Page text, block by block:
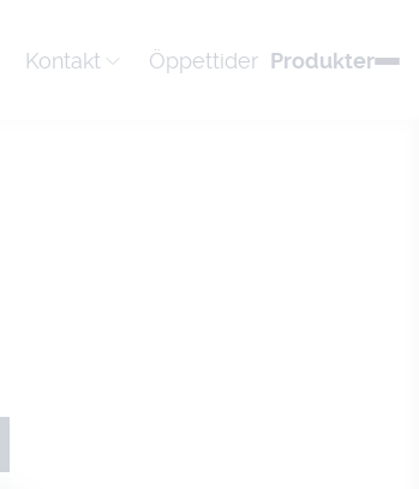
Kontakt Öppettider Produkter